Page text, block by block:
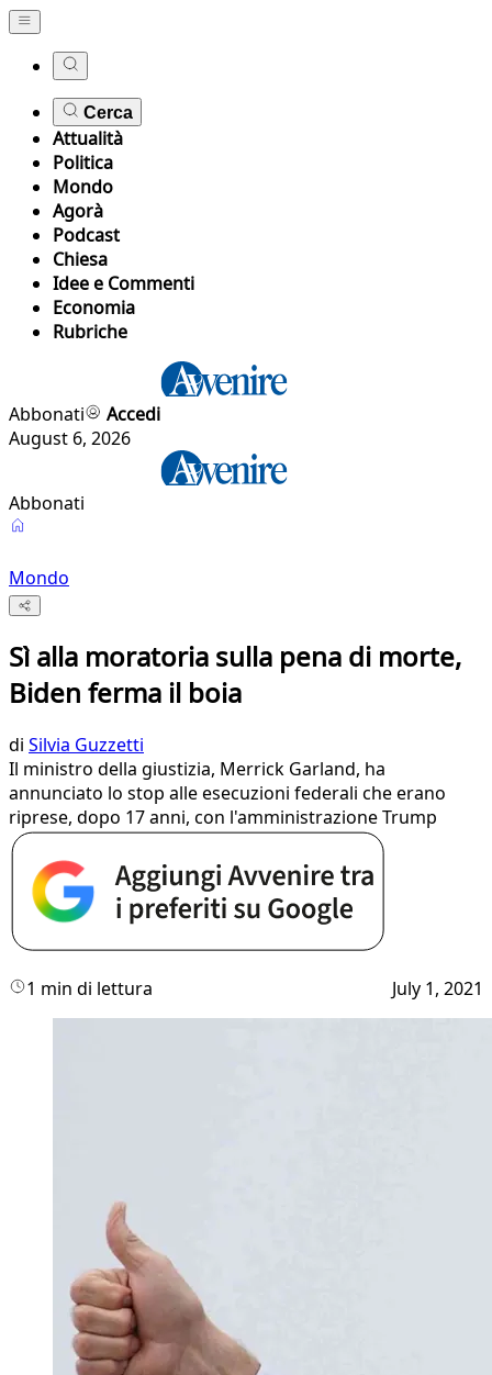
Cerca
Attualità
Politica
Mondo
Agorà
Podcast
Chiesa
Idee e Commenti
Economia
Rubriche
Abbonati
Accedi
August 6, 2026
Abbonati
Mondo
Sì alla moratoria sulla pena di morte,
Biden ferma il boia
di Silvia Guzzetti
Il ministro della giustizia, Merrick Garland, ha
annunciato lo stop alle esecuzioni federali che erano
riprese, dopo 17 anni, con l'amministrazione Trump
1 min di lettura July 1, 2021